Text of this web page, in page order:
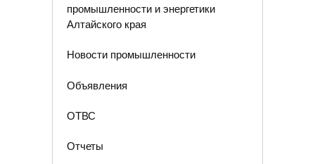
промышленности и энергетики
Алтайского края
Новости промышленности
Объявления
ОТВС
Отчеты